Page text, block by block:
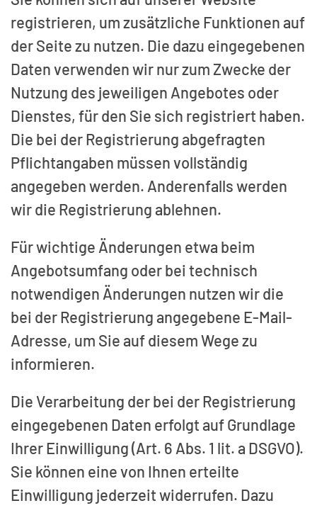
registrieren, um zusätzliche Funktionen auf
der Seite zu nutzen. Die dazu eingegebenen
Daten verwenden wir nur zum Zwecke der
Nutzung des jeweiligen Angebotes oder
Dienstes, für den Sie sich registriert haben.
Die bei der Registrierung abgefragten
Pflichtangaben müssen vollständig
angegeben werden. Anderenfalls werden
wir die Registrierung ablehnen.
Für wichtige Änderungen etwa beim
Angebotsumfang oder bei technisch
notwendigen Änderungen nutzen wir die
bei der Registrierung angegebene E-Mail-
Adresse, um Sie auf diesem Wege zu
informieren.
Die Verarbeitung der bei der Registrierung
eingegebenen Daten erfolgt auf Grundlage
Ihrer Einwilligung (Art. 6 Abs. 1 lit. a DSGVO).
Sie können eine von Ihnen erteilte
Einwilligung jederzeit widerrufen. Dazu